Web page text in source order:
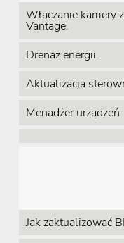
Włączanie kamery
Vantage.
Drenaż energii.
Aktualizacja
Menadżer urządzeń
Jak zaktualizować